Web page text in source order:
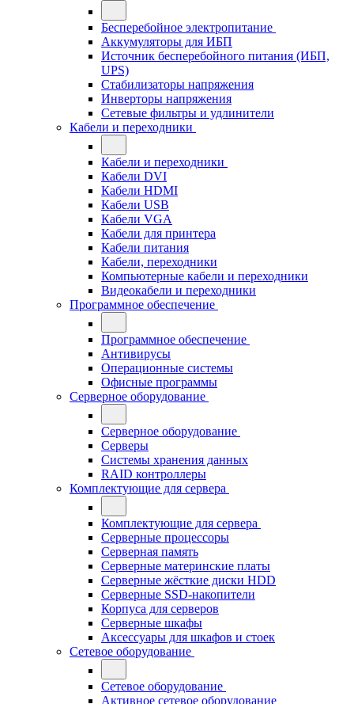
Бесперебойное электропитание
Аккумуляторы для ИБП
Источник бесперебойного питания (ИБП,
UPS)
Стабилизаторы напряжения
Инверторы напряжения
Сетевые фильтры и удлинители
Кабели и переходники
Кабели и переходники
Кабели DVI
Кабели HDMI
Кабели USB
Кабели VGA
Кабели для принтера
Кабели питания
Кабели, переходники
Компьютерные кабели и переходники
Видеокабели и переходники
Программное обеспечение
Программное обеспечение
Антивирусы
Операционные системы
Офисные программы
Серверное оборудование
Серверное оборудование
Серверы
Системы хранения данных
RAID контроллеры
Комплектующие для сервера
Комплектующие для сервера
Серверные процессоры
Серверная память
Серверные материнские платы
Серверные жёсткие диски HDD
Серверные SSD-накопители
Корпуса для серверов
Серверные шкафы
Аксессуары для шкафов и стоек
Сетевое оборудование
Сетевое оборудование
Активное сетевое оборудование